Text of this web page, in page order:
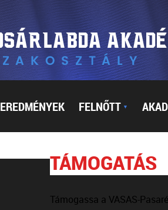
EREDMÉNYEK FELNŐTT ▼
TÁMOGATÁS
Támogassa a VASAS-